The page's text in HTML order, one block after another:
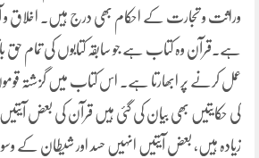
وراثت و تجارت کے احکام بھی درج ہیں۔ اخلاق و
ہے۔قرآن وہ کتاب ہے جو سابقہ کتابوں کی تمام حق
عمل کرنے پر ابھارتا ہے۔ اس کتاب میں گزشتہ
کی حکایتیں بھی بیان کی گئی ہیں قرآن کی بعض
زیادہ ہیں، بعض آیتیں انہیں حسد اور شیطان کے